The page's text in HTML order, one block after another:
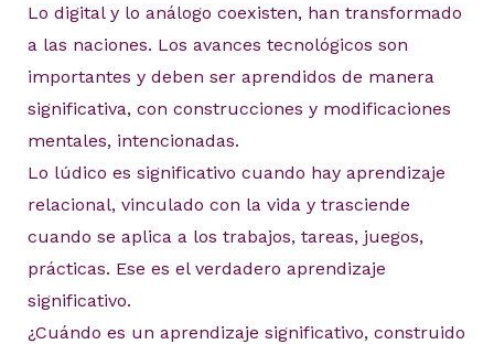
Lo digital y lo análogo coexisten, han transformado
a las naciones. Los avances tecnológicos son
importantes y deben ser aprendidos de manera
significativa, con construcciones y modificaciones
mentales, intencionadas.
Lo lúdico es significativo cuando hay aprendizaje
relacional, vinculado con la vida y trasciende
cuando se aplica a los trabajos, tareas, juegos,
prácticas. Ese es el verdadero aprendizaje
significativo.
¿Cuándo es un aprendizaje significativo, construido